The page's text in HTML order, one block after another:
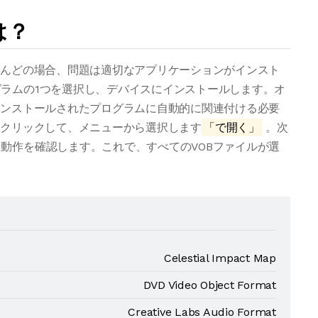
どの場合、問題は適切なアプリケーションがインスト
ムの1つを選択し、デバイスにインストールします。オ
ストールされたプログラムに自動的に関連付ける必要
リックして、メニューから選択します
「で開く」
。次
作を確認します。これで、すべてのVOBファイルが選
Celestial Impact Map
DVD Video Object Format
Creative Labs Audio Format